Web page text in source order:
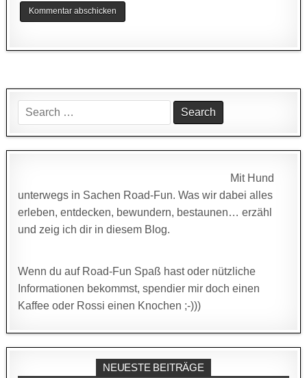
Search
for:
Mit Hund
unterwegs in Sachen Road-Fun. Was wir dabei alles
erleben, entdecken, bewundern, bestaunen… erzähl
und zeig ich dir in diesem Blog.
Wenn du auf Road-Fun Spaß hast oder nützliche
Informationen bekommst, spendier mir doch einen
Kaffee oder Rossi einen Knochen ;-)))
NEUESTE BEITRÄGE